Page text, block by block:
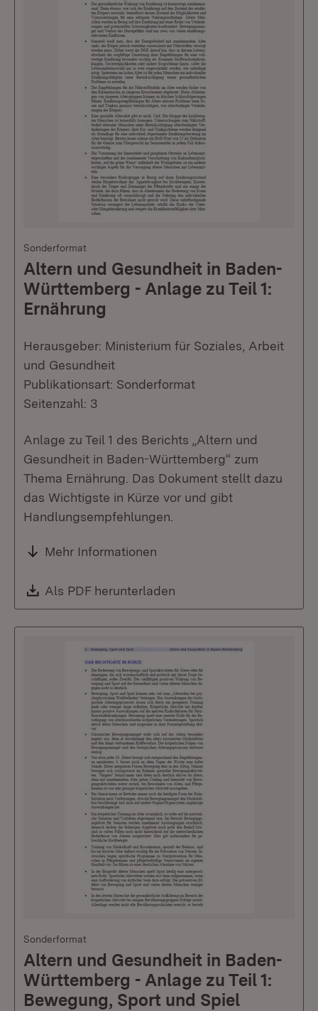
Sonderformat
Altern und Gesundheit in Baden-
Württemberg - Anlage zu Teil 1:
Ernährung
Herausgeber: Ministerium für Soziales, Arbeit
und Gesundheit
Publikationsart: Sonderformat
Seitenzahl: 3
Anlage zu Teil 1 des Berichts „Altern und
Gesundheit in Baden-Württemberg“ zum
Thema Ernährung. Das Dokument stellt dazu
das Wichtigste in Kürze vor und gibt
Handlungsempfehlungen.
Mehr Informationen
Download:
Als PDF herunterladen
Sonderformat
Altern und Gesundheit in Baden-
Württemberg - Anlage zu Teil 1:
Bewegung, Sport und Spiel